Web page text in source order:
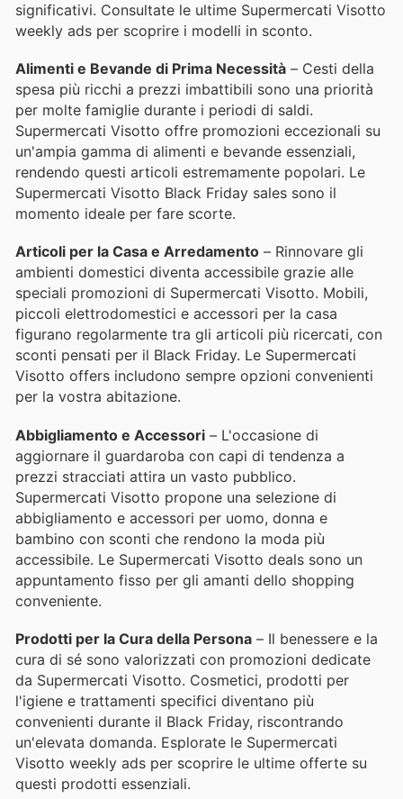
significativi. Consultate le ultime Supermercati Visotto
weekly ads per scoprire i modelli in sconto.
Alimenti e Bevande di Prima Necessità – Cesti della
spesa più ricchi a prezzi imbattibili sono una priorità
per molte famiglie durante i periodi di saldi.
Supermercati Visotto offre promozioni eccezionali su
un'ampia gamma di alimenti e bevande essenziali,
rendendo questi articoli estremamente popolari. Le
Supermercati Visotto Black Friday sales sono il
momento ideale per fare scorte.
Articoli per la Casa e Arredamento – Rinnovare gli
ambienti domestici diventa accessibile grazie alle
speciali promozioni di Supermercati Visotto. Mobili,
piccoli elettrodomestici e accessori per la casa
figurano regolarmente tra gli articoli più ricercati, con
sconti pensati per il Black Friday. Le Supermercati
Visotto offers includono sempre opzioni convenienti
per la vostra abitazione.
Abbigliamento e Accessori – L'occasione di
aggiornare il guardaroba con capi di tendenza a
prezzi stracciati attira un vasto pubblico.
Supermercati Visotto propone una selezione di
abbigliamento e accessori per uomo, donna e
bambino con sconti che rendono la moda più
accessibile. Le Supermercati Visotto deals sono un
appuntamento fisso per gli amanti dello shopping
conveniente.
Prodotti per la Cura della Persona – Il benessere e la
cura di sé sono valorizzati con promozioni dedicate
da Supermercati Visotto. Cosmetici, prodotti per
l'igiene e trattamenti specifici diventano più
convenienti durante il Black Friday, riscontrando
un'elevata domanda. Esplorate le Supermercati
Visotto weekly ads per scoprire le ultime offerte su
questi prodotti essenziali.